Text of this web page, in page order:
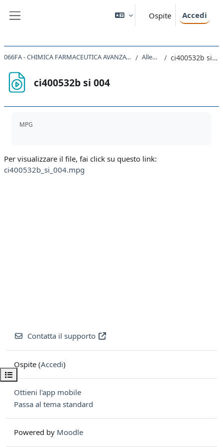
Ospite Accedi
Apri indice del corso
066FA - CHIMICA FARMACEUTICA AVANZATA 2020 Allegati ci400532b si 004
ci400532b si 004
MPG
Per visualizzare il file, fai click su questo link:
ci400532b_si_004.mpg
Contatta il supporto
Ospite (Accedi)
Ottieni l'app mobile
Passa al tema standard
Powered by Moodle